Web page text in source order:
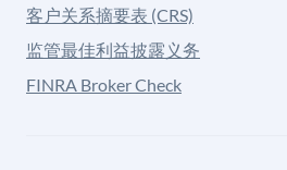
客户关系摘要表 (CRS)
监管最佳利益披露义务
FINRA Broker Check